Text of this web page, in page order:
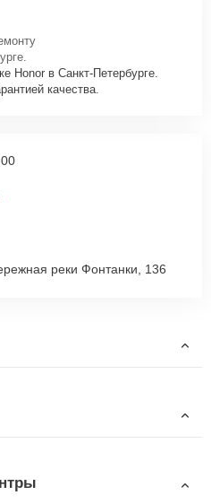
Honor в Санкт-Петербурге.
качества.
реки Фонтанки, 136